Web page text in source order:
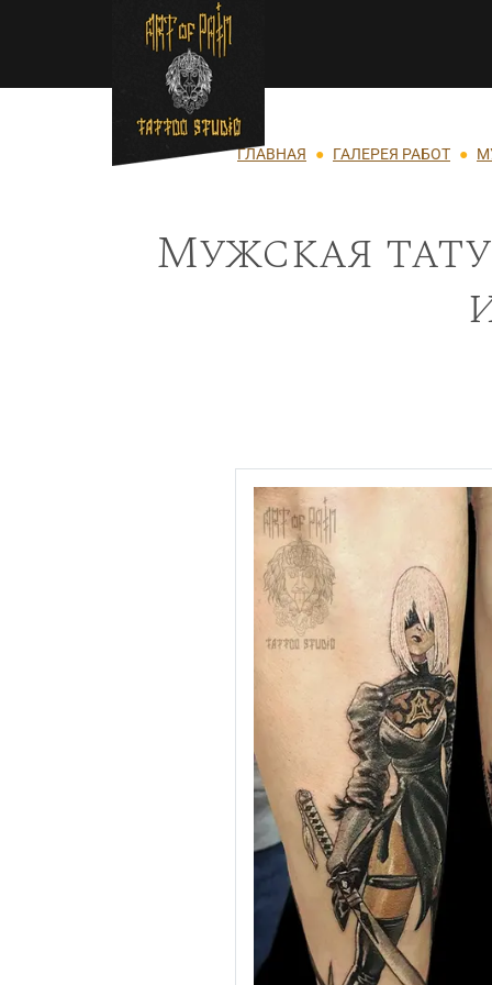
Перейти к основному содержанию
Строка навигации
ГЛАВНАЯ ГАЛЕРЕЯ РАБОТ
Мужская